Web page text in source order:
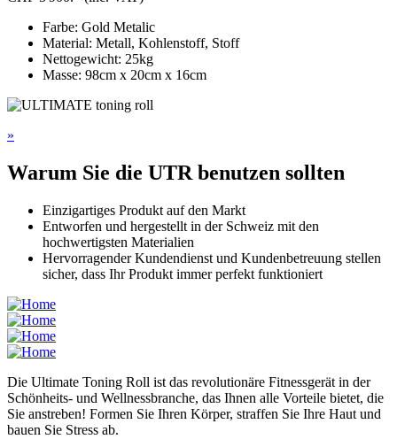
Farbe: Gold Metalic
Material: Metall, Kohlenstoff, Stoff
Nettogewicht: 25kg
Masse: 98cm x 20cm x 16cm
»
Warum Sie die UTR benutzen sollten
Einzigartiges Produkt auf den Markt
Entworfen und hergestellt in der Schweiz mit den
hochwertigsten Materialien
Hervorragender Kundendienst und Kundenbetreuung stellen
sicher, dass Ihr Produkt immer perfekt funktioniert
Die Ultimate Toning Roll ist das revolutionäre Fitnessgerät in der
Schönheits- und Wellnessbranche, das Ihnen alle Vorteile bietet, die
Sie anstreben! Formen Sie Ihren Körper, straffen Sie Ihre Haut und
bauen Sie Stress ab.